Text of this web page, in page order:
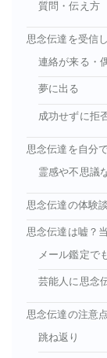
質問・伝え方
思念伝達を受信
連絡が来る・
夢に出る
成功せずに拒
思念伝達を自分
霊感や不思議
思念伝達の体験
思念伝達は嘘？
メール鑑定で
芸能人に思念
思念伝達の注意
跳ね返り